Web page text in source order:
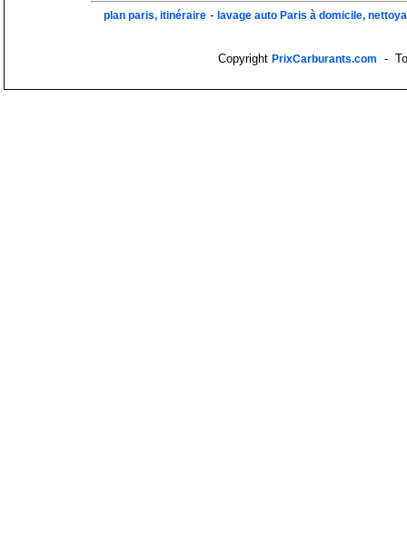
plan paris, itinéraire - lavage auto Paris à domicile,
Copyright PrixCarburants.com -